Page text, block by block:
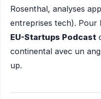
Rosenthal, analyses
entreprises tech). Pour
EU-Startups Podcast
continental avec un
up.